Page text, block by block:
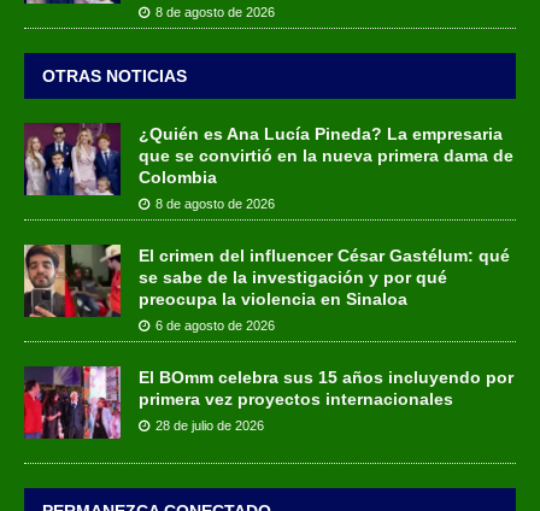
8 de agosto de 2026
OTRAS NOTICIAS
¿Quién es Ana Lucía Pineda? La empresaria
que se convirtió en la nueva primera dama de
Colombia
8 de agosto de 2026
El crimen del influencer César Gastélum: qué
se sabe de la investigación y por qué
preocupa la violencia en Sinaloa
6 de agosto de 2026
El BOmm celebra sus 15 años incluyendo por
primera vez proyectos internacionales
28 de julio de 2026